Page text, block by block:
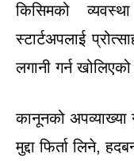
किसिमको
स्टार्टअपलाई
लगानी गर्न
कानूनको
मुद्दा फिर्ता लिने,